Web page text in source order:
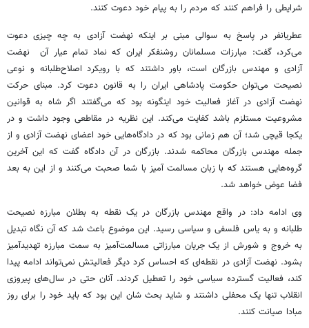
شرایطی را فراهم کنند که مردم را به پیام خود دعوت کنند.
عطریانفر در پاسخ به سوالی مبنی بر اینکه نهضت آزادی به چه چیزی دعوت
می‌کرد، گفت: مبارزات مسلمانان روشنفکر ایران که نماد تمام عیار آن نهضت
آزادی و مهندس بازرگان است، باور داشتند که با رویکرد اصلاح‌طلبانه و نوعی
نصیحت می‌توان حکومت پادشاهی ایران را به قانون دعوت کرد. مبنای حرکت
نهضت آزادی در آغاز فعالیت خود اینگونه بود که می‌گفتند اگر شاه به قوانین
مشروعیت مستلزم باشد کفایت می‌کند. این نظریه در مقاطعی وجود داشت و در
یکجا قیچی شد؛ آن هم زمانی بود که در دادگاه‌هایی خود اعضای نهضت آزادی و از
جمله مهندس بازرگان محاکمه شدند. بازرگان در آن دادگاه گفت که این آخرین
گروه‌هایی هستند که با زبان مسالمت آمیز با شما صحبت می‌کنند و از این به بعد
فضا عوض خواهد شد.
وی ادامه داد: در واقع مهندس بازرگان در یک نقطه به بطلان مبارزه نصیحت
طلبانه و به یاس فلسفی و سیاسی رسید. این موضوع باعث شد که آن نگاه تبدیل
به خروج و شورش از یک جریان مبارزاتی مسالمت‌آمیز به سمت مبارزه تهدیدآمیز
بشود. نهضت آزادی در نقطه‌ای که احساس کرد دیگر فعالیتش نمی‌تواند ادامه پیدا
کند، فعالیت گسترده سیاسی خود را تعطیل کردند. آنان حتی در سال‌های پیروزی
انقلاب تنها یک محفلی داشتند و شاید بحث شان این بود که باید خود را برای روز
مبادا صیانت کنند.